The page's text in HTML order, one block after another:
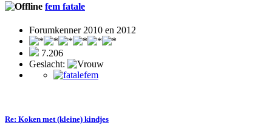
fem fatale
Forumkenner 2010 en 2012
7.206
Geslacht:
Re: Koken met (kleine) kindjes